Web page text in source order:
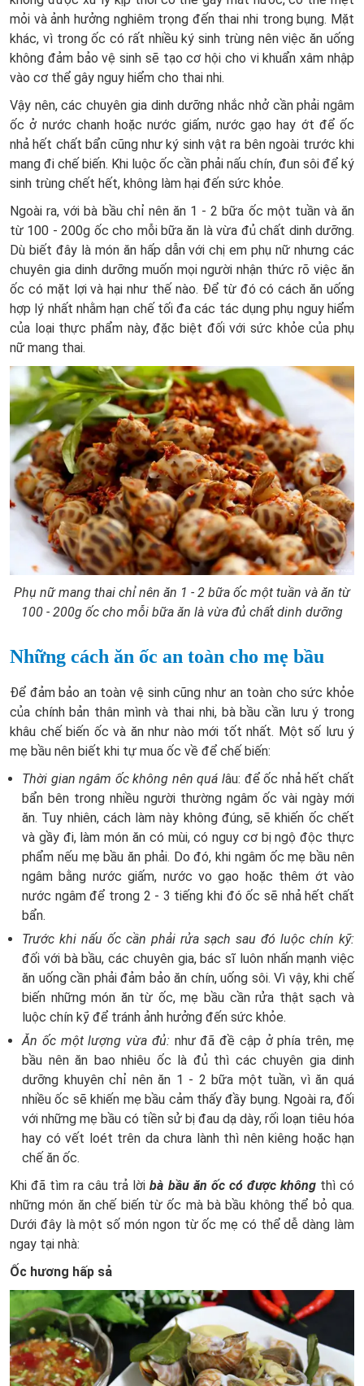
mỏi và ảnh hưởng nghiêm trọng đến thai nhi trong bụng. Mặt
khác, vì trong ốc có rất nhiều ký sinh trùng nên việc ăn uống
không đảm bảo vệ sinh sẽ tạo cơ hội cho vi khuẩn xâm nhập
vào cơ thể gây nguy hiểm cho thai nhi.
Vậy nên, các chuyên gia dinh dưỡng nhắc nhở cần phải ngâm
ốc ở nước chanh hoặc nước giấm, nước gạo hay ớt để ốc
nhả hết chất bẩn cũng như ký sinh vật ra bên ngoài trước khi
mang đi chế biến. Khi luộc ốc cần phải nấu chín, đun sôi để ký
sinh trùng chết hết, không làm hại đến sức khỏe.
Ngoài ra, với bà bầu chỉ nên ăn 1 - 2 bữa ốc một tuần và ăn
từ 100 - 200g ốc cho mỗi bữa ăn là vừa đủ chất dinh dưỡng.
Dù biết đây là món ăn hấp dẫn với chị em phụ nữ nhưng các
chuyên gia dinh dưỡng muốn mọi người nhận thức rõ việc ăn
ốc có mặt lợi và hại như thế nào. Để từ đó có cách ăn uống
hợp lý nhất nhằm hạn chế tối đa các tác dụng phụ nguy hiểm
của loại thực phẩm này, đặc biệt đối với sức khỏe của phụ
nữ mang thai.
Phụ nữ mang thai chỉ nên ăn 1 - 2 bữa ốc một tuần và ăn từ
100 - 200g ốc cho mỗi bữa ăn là vừa đủ chất dinh dưỡng
Những cách ăn ốc an toàn cho mẹ bầu
Để đảm bảo an toàn vệ sinh cũng như an toàn cho sức khỏe
của chính bản thân mình và thai nhi, bà bầu cần lưu ý trong
khâu chế biến ốc và ăn như nào mới tốt nhất. Một số lưu ý
mẹ bầu nên biết khi tự mua ốc về để chế biến:
Thời gian ngâm ốc không nên quá lâu: để ốc nhả hết chất
bẩn bên trong nhiều người thường ngâm ốc vài ngày mới
ăn. Tuy nhiên, cách làm này không đúng, sẽ khiến ốc chết
và gầy đi, làm món ăn có mùi, có nguy cơ bị ngộ độc thực
phẩm nếu mẹ bầu ăn phải. Do đó, khi ngâm ốc mẹ bầu nên
ngâm bằng nước giấm, nước vo gạo hoặc thêm ớt vào
nước ngâm để trong 2 - 3 tiếng khi đó ốc sẽ nhả hết chất
bẩn.
Trước khi nấu ốc cần phải rửa sạch sau đó luộc chín kỹ:
đối với bà bầu, các chuyên gia, bác sĩ luôn nhấn mạnh việc
ăn uống cần phải đảm bảo ăn chín, uống sôi. Vì vậy, khi chế
biến những món ăn từ ốc, mẹ bầu cần rửa thật sạch và
luộc chín kỹ để tránh ảnh hưởng đến sức khỏe.
Ăn ốc một lượng vừa đủ:như đã đề cập ở phía trên, mẹ
bầu nên ăn bao nhiêu ốc là đủ thì các chuyên gia dinh
dưỡng khuyên chỉ nên ăn 1 - 2 bữa một tuần, vì ăn quá
nhiều ốc sẽ khiến mẹ bầu cảm thấy đầy bụng. Ngoài ra, đối
với những mẹ bầu có tiền sử bị đau dạ dày, rối loạn tiêu hóa
hay có vết loét trên da chưa lành thì nên kiêng hoặc hạn
chế ăn ốc.
Khi đã tìm ra câu trả lời bà bầu ăn ốc có được khôngthì có
những món ăn chế biến từ ốc mà bà bầu không thể bỏ qua.
Dưới đây là một số món ngon từ ốc mẹ có thể dễ dàng làm
ngay tại nhà:
Ốc hương hấp sả